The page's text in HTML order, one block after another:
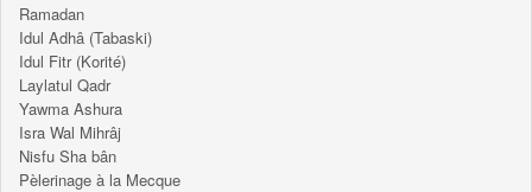
Ramadan
Idul Adhâ (Tabaski)
Idul Fitr (Korité)
Laylatul Qadr
Yawma Ashura
Isra Wal Mihrâj
Nisfu Sha bân
Pèlerinage à la Mecque